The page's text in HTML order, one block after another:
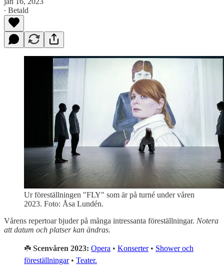
∙ Betald
Ur föreställningen "FLY" som är på turné under våren
2023. Foto: Åsa Lundén.
Vårens repertoar bjuder på många intressanta föreställningar. Notera
att datum och platser kan ändras.
☘️ Scenvåren 2023: Opera • Konserter• Shower och
föreställningar• Teater.